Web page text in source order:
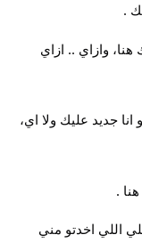
.
وازاي .. ازاي
جديد عليك ولا اي،
.
اللي اخدتو مني